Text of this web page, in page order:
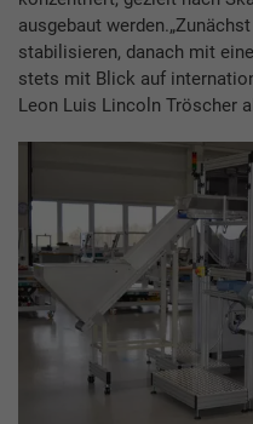
ausgebaut
stabilisieren, danach mit
stets mit Blick auf
Leon Luis Lincoln Tröscher